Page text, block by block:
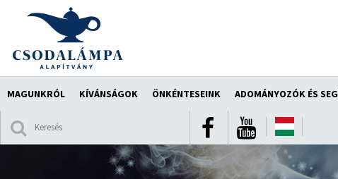
MAGUNKRÓL KÍVÁNSÁGOK ÖNKÉNTESEINK ADOMÁNYOZÓK ÉS